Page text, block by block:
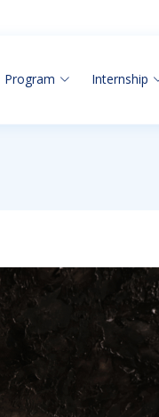
Program Internship